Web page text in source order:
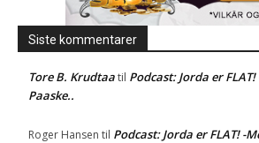
Siste kommentarer
Tore B. Krudtaatil Podcast: Jorda er
Paaske..
Roger Hansen til Podcast: Jorda er FLAT! -